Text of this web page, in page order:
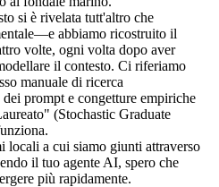
si è rivelata tutt'altro che
abbiamo ricostruito il
volte, ogni volta dopo aver
il contesto. Ci riferiamo
manuale di ricerca
prompt e congetture empiriche
" (Stochastic Graduate
locali a cui siamo giunti attraverso
il tuo agente AI, spero che
più rapidamente.